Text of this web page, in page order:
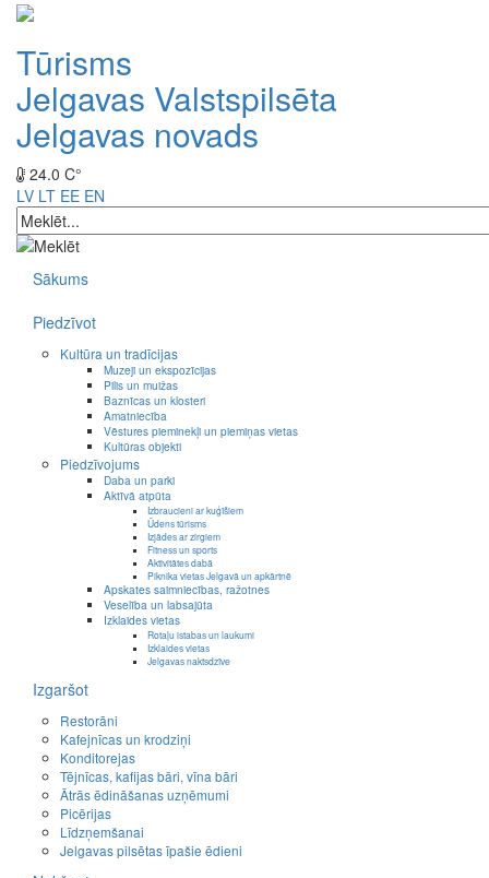
Tūrisms
Jelgavas Valstspilsēta
Jelgavas novads
24.0 C°
LV LT EE EN
Sākums
Piedzīvot
Kultūra un tradīcijas
Muzeji un ekspozīcijas
Pilis un muižas
Baznīcas un klosteri
Amatniecība
Vēstures pieminekļi un piemiņas vietas
Kultūras objekti
Piedzīvojums
Daba un parki
Aktīvā atpūta
Izbraucieni ar kuģīšiem
Ūdens tūrisms
Izjādes ar zirgiem
Fitness un sports
Aktivitātes dabā
Piknika vietas Jelgavā un apkārtnē
Apskates saimniecības, ražotnes
Veselība un labsajūta
Izklaides vietas
Rotaļu istabas un laukumi
Izklaides vietas
Jelgavas naktsdzīve
Izgaršot
Restorāni
Kafejnīcas un krodziņi
Konditorejas
Tējnīcas, kafijas bāri, vīna bāri
Ātrās ēdināšanas uzņēmumi
Picērijas
Līdzņemšanai
Jelgavas pilsētas īpašie ēdieni